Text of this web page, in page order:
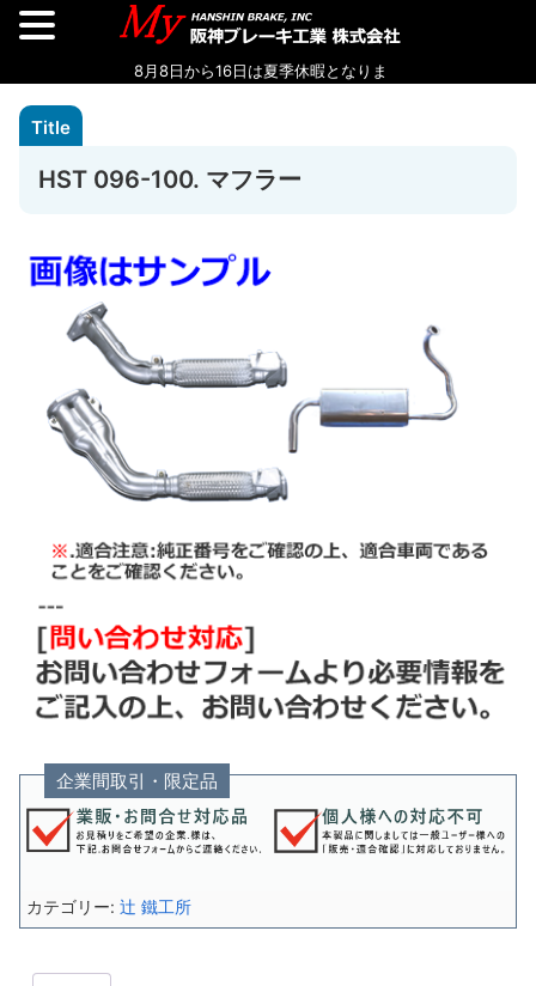
HST 096-100. マフラー
企業間取引・限定品
カテゴリー: 辻 鐵工所